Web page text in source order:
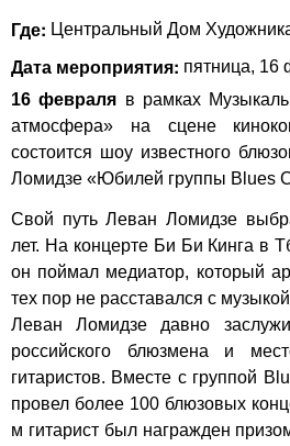
Где: Центральный Дом
Дата мероприятия: пятница, 16
16 февраля в рамках
атмосфера» на сцене
состоится шоу известного
Ломидзе «Юбилей группы Blues
Свой путь Леван Ломидзе
лет. На концерте Би Би Кинга в
он поймал медиатор, который
тех пор не расставался с
Леван Ломидзе давно
российского блюзмена и
гитаристов. Вместе с группой
провел более 100 блюзовых
м гитарист был награжден